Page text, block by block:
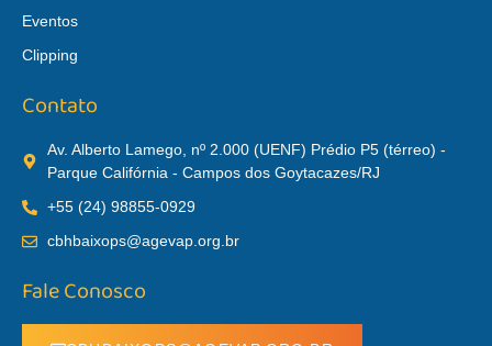
Eventos
Clipping
Contato
Av. Alberto Lamego, nº 2.000 (UENF) Prédio P5 (térreo) -
Parque Califórnia - Campos dos Goytacazes/RJ
+55 (24) 98855-0929
cbhbaixops@agevap.org.br
Fale Conosco